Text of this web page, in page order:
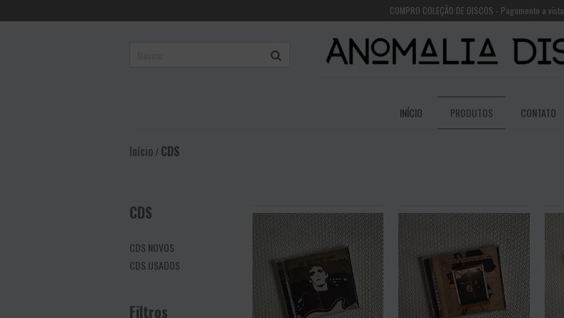
COMPRO COLEÇÃO DE DISCOS - Pagamento a vista.
INÍCIO PRODUTOS CONTATO
Início/CDS
CDS
CDS NOVOS
CDS USADOS
Filtros